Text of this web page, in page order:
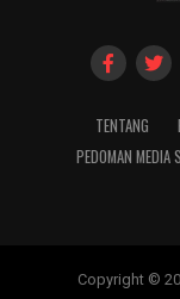
TENTANG
PEDOMAN MEDIA
Copyright ©